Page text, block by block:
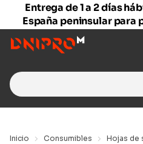
Entrega de 1 a 2 días
España peninsular para
Search
for:
Inicio Consumibles
Hojas de